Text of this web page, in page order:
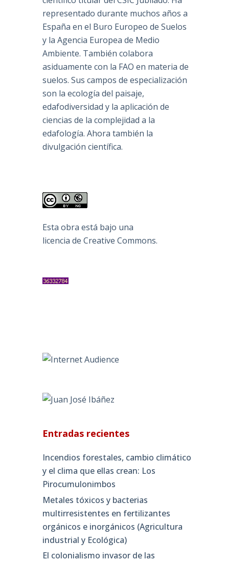
representado durante muchos años a
España en el Buro Europeo de Suelos
y la Agencia Europea de Medio
Ambiente. También colabora
asiduamente con la FAO en materia de
suelos. Sus campos de especialización
son la ecología del paisaje,
edafodiversidad y la aplicación de
ciencias de la complejidad a la
edafología. Ahora también la
divulgación científica.
Esta obra está bajo una
licencia de Creative Commons.
Entradas recientes
Incendios forestales, cambio climático
y el clima que ellas crean: Los
Pirocumulonimbos
Metales tóxicos y bacterias
multirresistentes en fertilizantes
orgánicos e inorgánicos (Agricultura
industrial y Ecológica)
El colonialismo invasor de las